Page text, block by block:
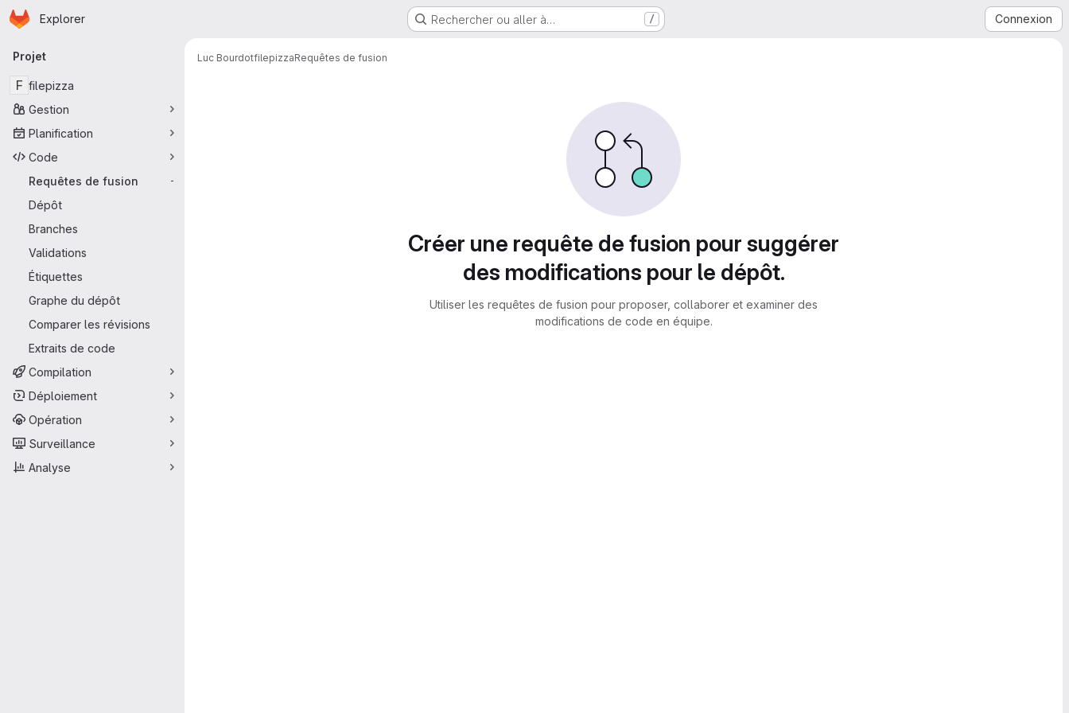
Passer au contenu principal
Page d'accueil
Explorer Rechercher ou aller à… / Connexion
Navigation principale
Projet
F filepizza
Gestion
Planification
Code
Requêtes de fusion
-
Dépôt
Branches
Validations
Étiquettes
Graphe du dépôt
Comparer les révisions
Extraits de code
Compilation
Déploiement
Opération
Surveillance
Analyse
Luc BourdotfilepizzaRequêtes de fusion
Créer une requête de fusion pour suggérer
des modifications pour le dépôt.
Utiliser les requêtes de fusion pour proposer, collaborer et examiner des
modifications de code en équipe.